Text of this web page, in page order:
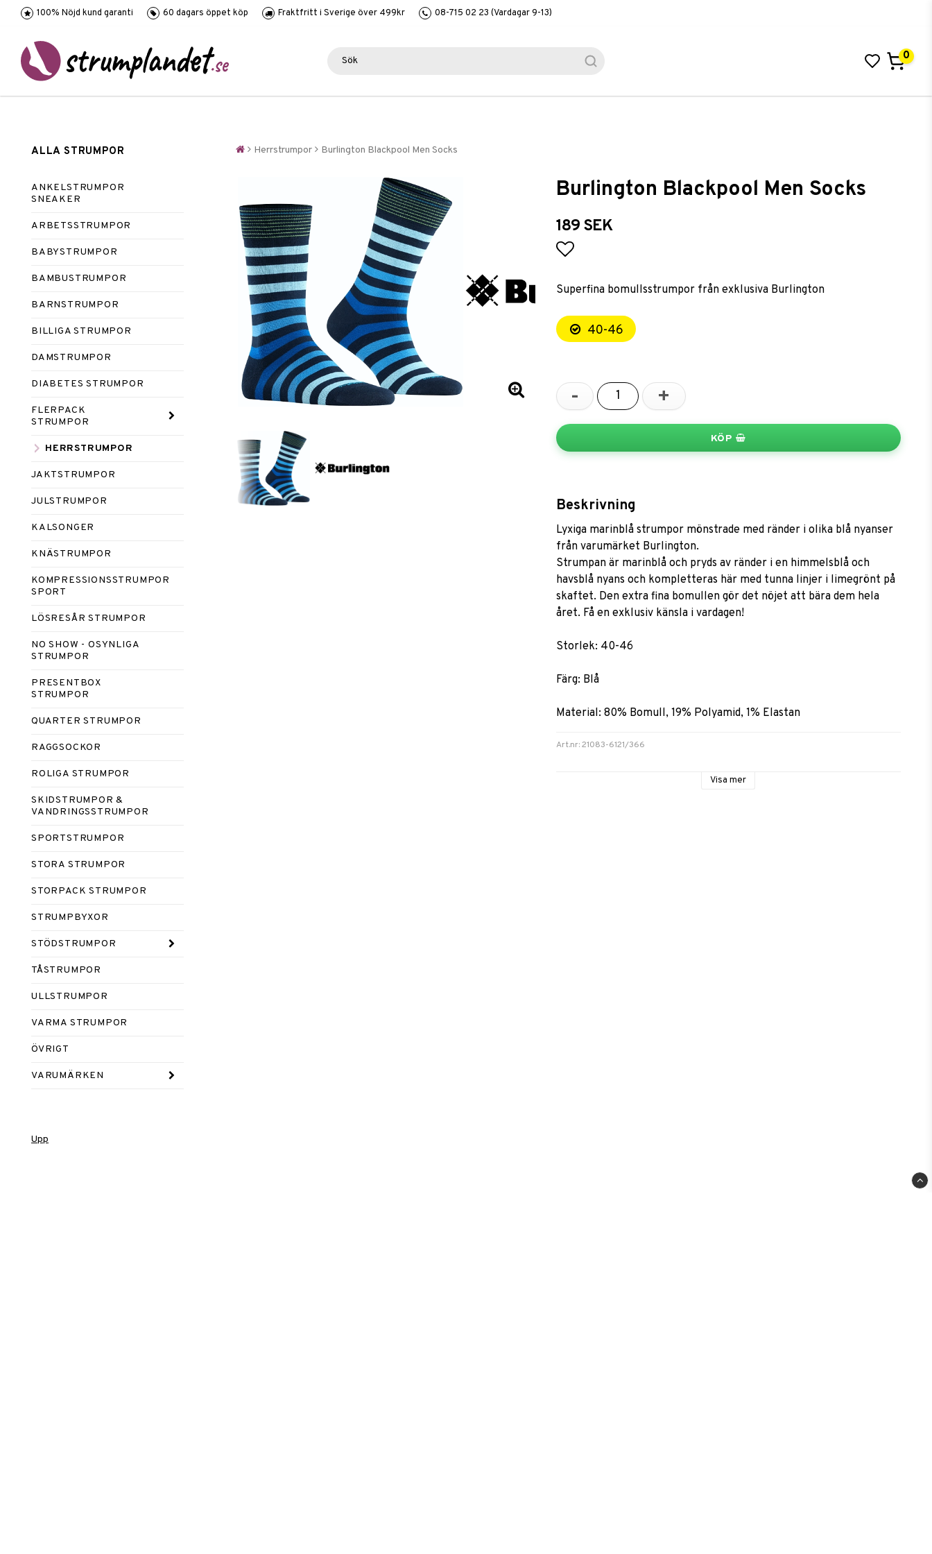
100% Nöjd kund garanti 60 dagars öppet köp Fraktfritt i Sverige över 499kr 08-715 02 23 (Vardagar 9-13)
0
ALLA STRUMPOR
ANKELSTRUMPOR
SNEAKER
ARBETSSTRUMPOR
BABYSTRUMPOR
BAMBUSTRUMPOR
BARNSTRUMPOR
BILLIGA STRUMPOR
DAMSTRUMPOR
DIABETES STRUMPOR
FLERPACK
STRUMPOR
HERRSTRUMPOR
JAKTSTRUMPOR
JULSTRUMPOR
KALSONGER
KNÄSTRUMPOR
KOMPRESSIONSSTRUMPOR
SPORT
LÖSRESÅR STRUMPOR
NO SHOW - OSYNLIGA
STRUMPOR
PRESENTBOX
STRUMPOR
QUARTER STRUMPOR
RAGGSOCKOR
ROLIGA STRUMPOR
SKIDSTRUMPOR &
VANDRINGSSTRUMPOR
SPORTSTRUMPOR
STORA STRUMPOR
STORPACK STRUMPOR
STRUMPBYXOR
STÖDSTRUMPOR
TÅSTRUMPOR
ULLSTRUMPOR
VARMA STRUMPOR
ÖVRIGT
VARUMÄRKEN
Upp
Herrstrumpor Burlington Blackpool Men Socks
Burlington Blackpool Men Socks
189 SEK
Superfina bomullsstrumpor från exklusiva Burlington
40-46
- +
KÖP
Beskrivning
Art.nr: 21083-6121/366
Lyxiga marinblå strumpor mönstrade med ränder i olika blå nyanser
från varumärket Burlington.
Strumpan är marinblå och pryds av ränder i en himmelsblå och
havsblå nyans och kompletteras här med tunna linjer i limegrönt på
skaftet. Den extra fina bomullen gör det nöjet att bära dem hela
året. Få en exklusiv känsla i vardagen!
Storlek: 40-46
Färg: Blå
Material: 80% Bomull, 19% Polyamid, 1% Elastan
Visa mer